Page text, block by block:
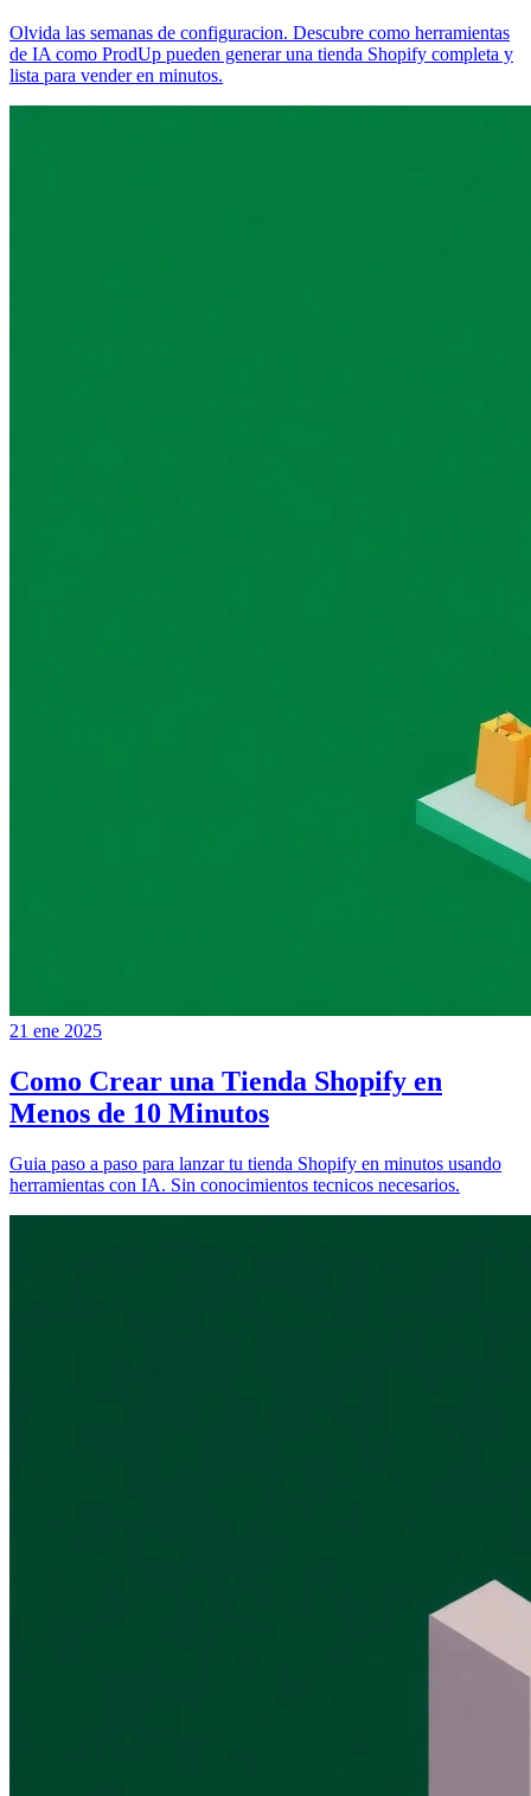
Olvida las semanas de configuracion. Descubre como herramientas
de IA como ProdUp pueden generar una tienda Shopify completa y
lista para vender en minutos.
21 ene 2025
Como Crear una Tienda Shopify en
Menos de 10 Minutos
Guia paso a paso para lanzar tu tienda Shopify en minutos usando
herramientas con IA. Sin conocimientos tecnicos necesarios.